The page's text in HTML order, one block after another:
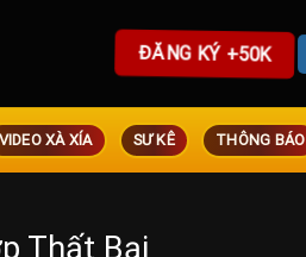
ĐĂNG KÝ +50K
VIDEO XÀ XÍA SƯ KÊ THÔNG BÁO
Thất Bại